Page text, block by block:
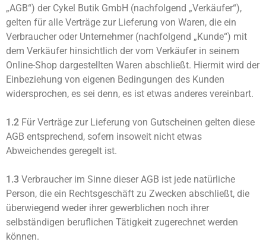
„AGB“) der Cykel Butik GmbH (nachfolgend „Verkäufer“),
gelten für alle Verträge zur Lieferung von Waren, die ein
Verbraucher oder Unternehmer (nachfolgend „Kunde“) mit
dem Verkäufer hinsichtlich der vom Verkäufer in seinem
Online-Shop dargestellten Waren abschließt. Hiermit wird der
Einbeziehung von eigenen Bedingungen des Kunden
widersprochen, es sei denn, es ist etwas anderes vereinbart.
1.2 Für Verträge zur Lieferung von Gutscheinen gelten diese
AGB entsprechend, sofern insoweit nicht etwas
Abweichendes geregelt ist.
1.3 Verbraucher im Sinne dieser AGB ist jede natürliche
Person, die ein Rechtsgeschäft zu Zwecken abschließt, die
überwiegend weder ihrer gewerblichen noch ihrer
selbständigen beruflichen Tätigkeit zugerechnet werden
können.